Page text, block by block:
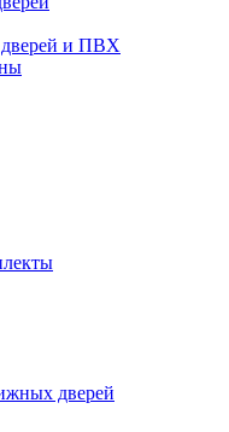
и ПВХ
дверей